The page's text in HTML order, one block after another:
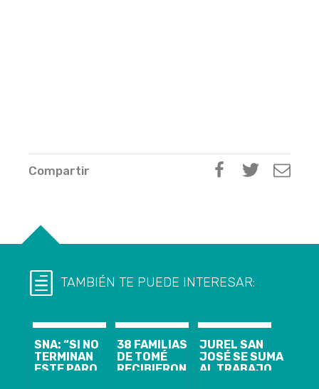
Compartir
TAMBIÉN TE PUEDE INTERESAR:
SNA: “SI NO
TERMINAN
ESTE PARO
38 FAMILIAS
DE TOMÉ
RECIBIERON
JUREL SAN
JOSÉ SE SUMA
AL TRABAJO